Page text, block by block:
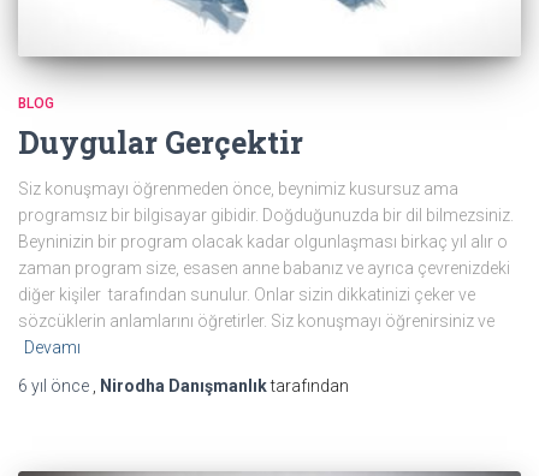
BLOG
Duygular Gerçektir
Siz konuşmayı öğrenmeden önce, beynimiz kusursuz ama
programsız bir bilgisayar gibidir. Doğduğunuzda bir dil bilmezsiniz.
Beyninizin bir program olacak kadar olgunlaşması birkaç yıl alır o
zaman program size, esasen anne babanız ve ayrıca çevrenizdeki
diğer kişiler tarafından sunulur. Onlar sizin dikkatinizi çeker ve
sözcüklerin anlamlarını öğretirler. Siz konuşmayı öğrenirsiniz ve
Devamı
6 yıl önce , Nirodha Danışmanlıktarafından